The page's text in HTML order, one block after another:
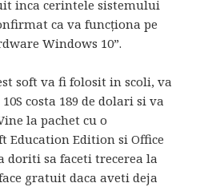
inca cerintele sistemului
ca va funcționa pe
Windows 10”.
soft va fi folosit in scoli, va
costa 189 de dolari si va
la pachet cu o
Education Edition si Office
doriti sa faceti trecerea la
gratuit daca aveti deja